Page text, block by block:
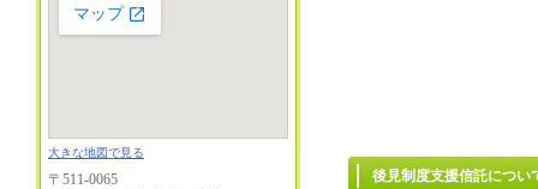
後見制度支援信
大きな地図で見る
〒511-0065